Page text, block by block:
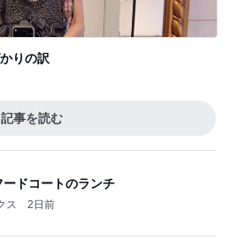
りの訳
記事を読む
ドコートのランチ
ス 2日前